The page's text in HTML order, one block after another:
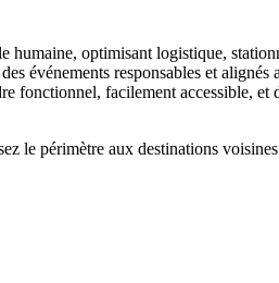
optimisant logistique,
événements responsables et
fonctionnel, facilement accessible,
le périmètre aux destinations